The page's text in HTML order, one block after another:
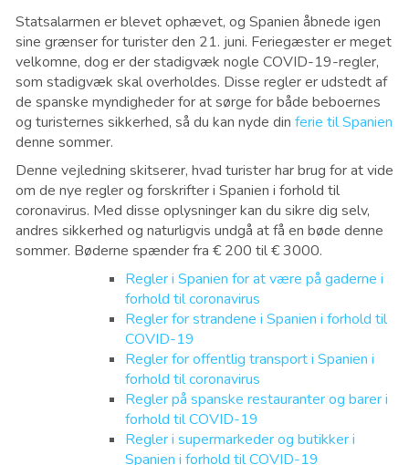
Statsalarmen er blevet ophævet, og Spanien åbnede igen
sine grænser for turister den 21. juni. Feriegæster er meget
velkomne, dog er der stadigvæk nogle COVID-19-regler,
som stadigvæk skal overholdes. Disse regler er udstedt af
de spanske myndigheder for at sørge for både beboernes
og turisternes sikkerhed, så du kan nyde din ferie til Spanien
denne sommer.
Denne vejledning skitserer, hvad turister har brug for at vide
om de nye regler og forskrifter i Spanien i forhold til
coronavirus. Med disse oplysninger kan du sikre dig selv,
andres sikkerhed og naturligvis undgå at få en bøde denne
sommer. Bøderne spænder fra € 200 til € 3000.
Regler i Spanien for at være på gaderne i
forhold til coronavirus
Regler for strandene i Spanien i forhold til
COVID-19
Regler for offentlig transport i Spanien i
forhold til coronavirus
Regler på spanske restauranter og barer i
forhold til COVID-19
Regler i supermarkeder og butikker i
Spanien i forhold til COVID-19